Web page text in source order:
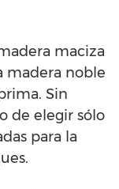
maciza
madera noble
Sin
de elegir sólo
para la